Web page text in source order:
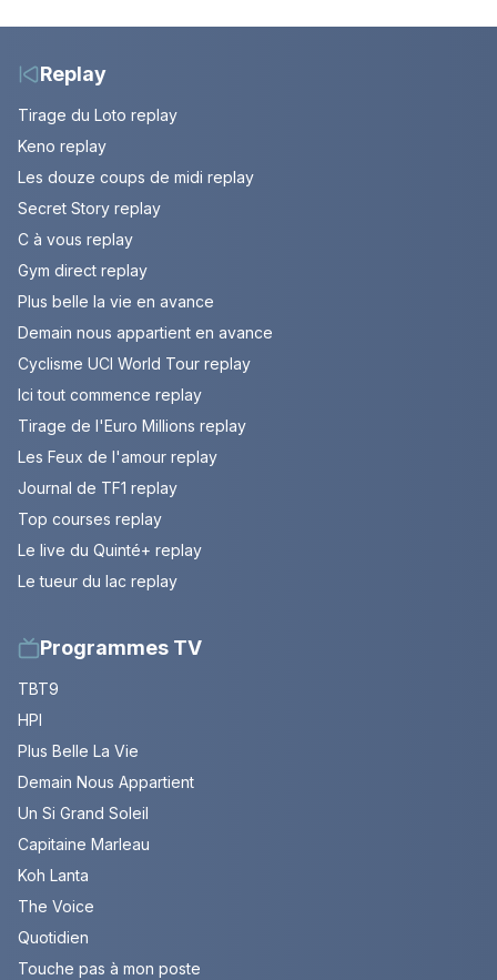
Replay
Tirage du Loto replay
Keno replay
Les douze coups de midi replay
Secret Story replay
C à vous replay
Gym direct replay
Plus belle la vie en avance
Demain nous appartient en avance
Cyclisme UCI World Tour replay
Ici tout commence replay
Tirage de l'Euro Millions replay
Les Feux de l'amour replay
Journal de TF1 replay
Top courses replay
Le live du Quinté+ replay
Le tueur du lac replay
Programmes TV
TBT9
HPI
Plus Belle La Vie
Demain Nous Appartient
Un Si Grand Soleil
Capitaine Marleau
Koh Lanta
The Voice
Quotidien
Touche pas à mon poste